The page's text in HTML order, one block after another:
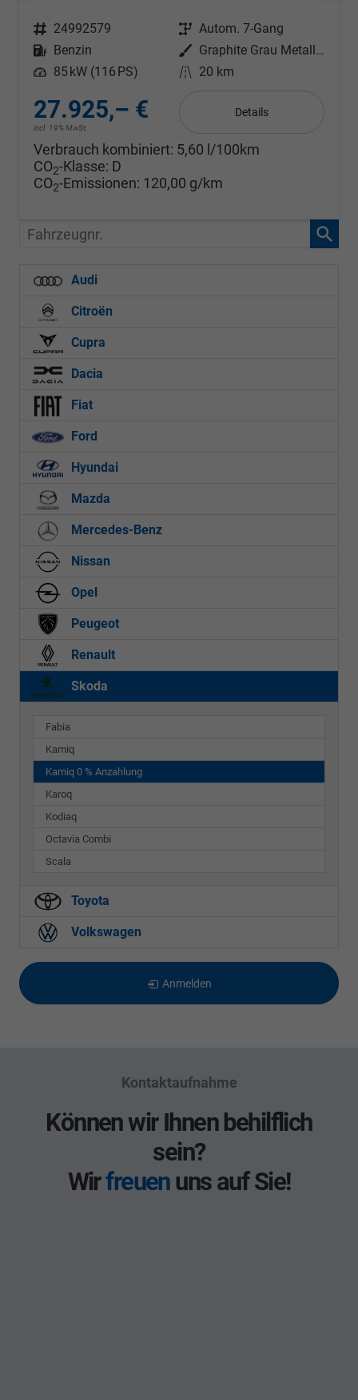
Fahrzeugnr. 24992579 Getriebe Autom. 7-Gang
Kraftstoff
Benzin Außenfarbe
Graphite Grau Metallic
Leistung 85 kW (116 PS) Kilometerstand 20 km
27.925,– €
incl. 19% MwSt.
Details
Verbrauch kombiniert: 5,60 l/100km
CO2-Klasse: D
CO2-Emissionen: 120,00 g/km
Fahrzeugnr.
Audi
Citroën
Cupra
Dacia
Fiat
Ford
Hyundai
Mazda
Mercedes-Benz
Nissan
Opel
Peugeot
Renault
Skoda
Fabia
Kamiq
Kamiq 0 % Anzahlung
Karoq
Kodiaq
Octavia Combi
Scala
Toyota
Volkswagen
Anmelden
Kontaktaufnahme
Können wir Ihnen behilflich
sein?
Wirfreuenuns auf Sie!